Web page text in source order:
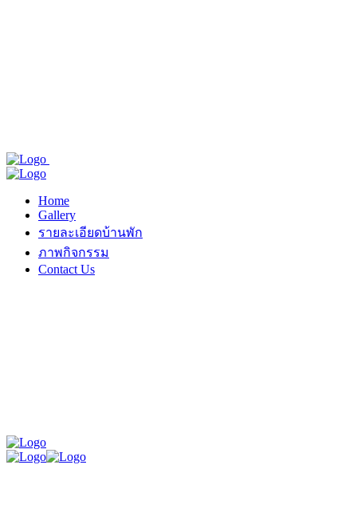
Home
Gallery
รายละเอียดบ้านพัก
ภาพกิจกรรม
Contact Us